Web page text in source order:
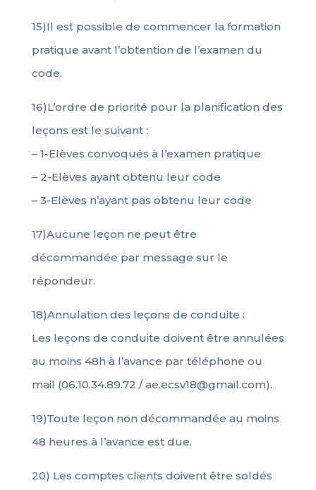
15)Il est possible de commencer la formation
pratique avant l’obtention de l’examen du
code.
16)L’ordre de priorité pour la planification des
leçons est le suivant :
– 1-Elèves convoqués à l’examen pratique
– 2-Elèves ayant obtenu leur code
– 3-Elèves n’ayant pas obtenu leur code
17)Aucune leçon ne peut être
décommandée par message sur le
répondeur.
18)Annulation des leçons de conduite :
Les leçons de conduite doivent être annulées
au moins 48h à l’avance par téléphone ou
mail (06.10.34.89.72 / ae.ecsv18@gmail.com).
19)Toute leçon non décommandée au moins
48 heures à l’avance est due.
20) Les comptes clients doivent être soldés